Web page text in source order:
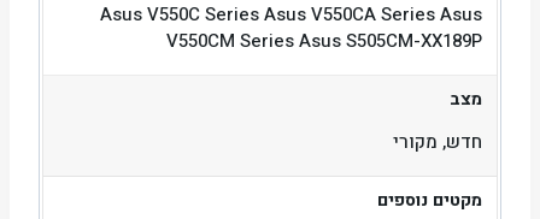
Asus V550C Series Asus V550CA Series Asus
V550CM Series Asus S505CM-XX189P
מצב
חדש, מקורי
מקטים נוספים